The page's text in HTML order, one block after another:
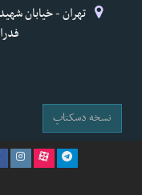
نسخه دسکتاپ